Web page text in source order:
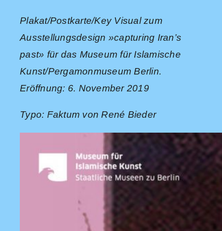
Plakat/Postkarte/Key Visual zum
Ausstellungsdesign »capturing Iran’s
past» für das Museum für Islamische
Kunst/Pergamonmuseum Berlin.
Eröffnung: 6. November 2019
Typo: Faktum von René Bieder